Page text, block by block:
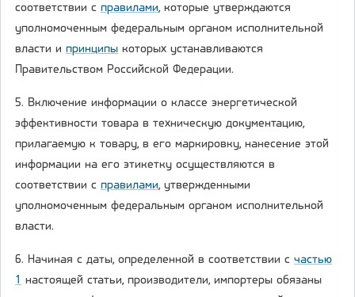
соответствии с правилами, которые утверждаются
уполномоченным федеральным органом исполнительной
власти и принципы которых устанавливаются
Правительством Российской Федерации.
5. Включение информации о классе энергетической
эффективности товара в техническую документацию,
прилагаемую к товару, в его маркировку, нанесение этой
информации на его этикетку осуществляются в
соответствии с правилами, утвержденными
уполномоченным федеральным органом исполнительной
власти.
6. Начиная с даты, определенной в соответствии с частью
1 настоящей статьи, производители, импортеры обязаны